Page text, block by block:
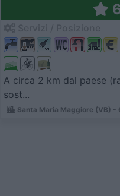
A circa 2 km dal paese
sost...
Santa Maria Maggiore (VB) -